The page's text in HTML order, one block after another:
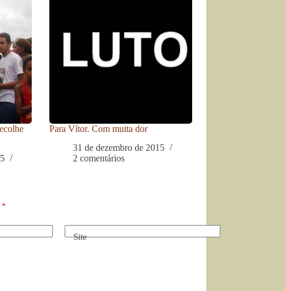
Para Vítor. Com muita dor
31 de dezembro de 2015
2 comentários
*
Site